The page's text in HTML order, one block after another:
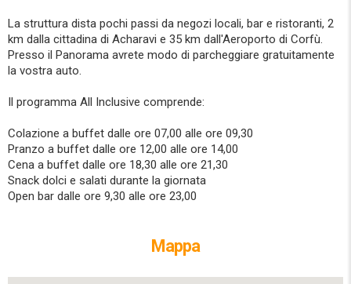
La struttura dista pochi passi da negozi locali, bar e ristoranti, 2
km dalla cittadina di Acharavi e 35 km dall'Aeroporto di Corfù.
Presso il Panorama avrete modo di parcheggiare gratuitamente
la vostra auto.
Il programma All Inclusive comprende:
Colazione a buffet dalle ore 07,00 alle ore 09,30
Pranzo a buffet dalle ore 12,00 alle ore 14,00
Cena a buffet dalle ore 18,30 alle ore 21,30
Snack dolci e salati durante la giornata
Open bar dalle ore 9,30 alle ore 23,00
Mappa